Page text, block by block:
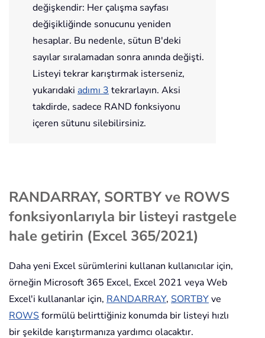
değişkendir: Her çalışma sayfası
değişikliğinde sonucunu yeniden
hesaplar. Bu nedenle, sütun B'deki
sayılar sıralamadan sonra anında değişti.
Listeyi tekrar karıştırmak isterseniz,
yukarıdaki adımı 3 tekrarlayın. Aksi
takdirde, sadece RAND fonksiyonu
içeren sütunu silebilirsiniz.
RANDARRAY, SORTBY ve ROWS
fonksiyonlarıyla bir listeyi rastgele
hale getirin (Excel 365/2021)
Daha yeni Excel sürümlerini kullanan kullanıcılar için,
örneğin Microsoft 365 Excel, Excel 2021 veya Web
Excel'i kullananlar için, RANDARRAY, SORTBYve
ROWSformülü belirttiğiniz konumda bir listeyi hızlı
bir şekilde karıştırmanıza yardımcı olacaktır.